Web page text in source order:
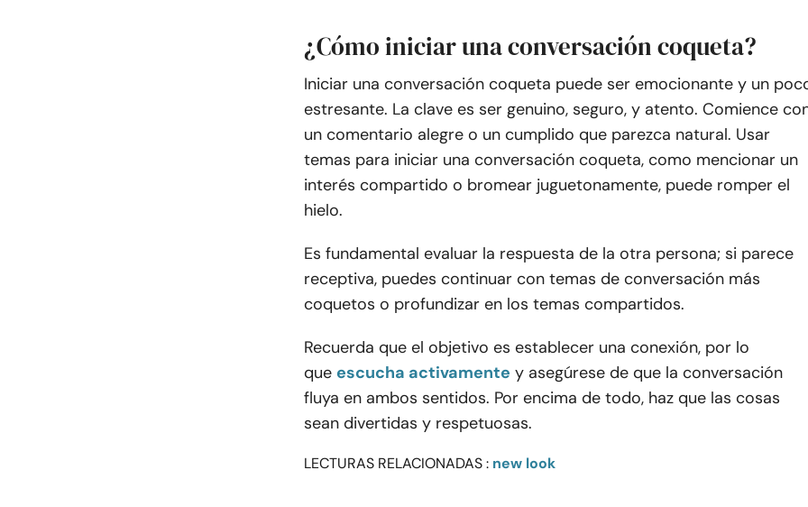
¿Cómo iniciar una conversación coqueta?
Iniciar una conversación coqueta puede ser emocionante y un
estresante. La clave es ser genuino, seguro, y atento. Comience
un comentario alegre o un cumplido que parezca natural. Usar
temas para iniciar una conversación coqueta, como mencionar un
interés compartido o bromear juguetonamente, puede romper el
hielo.
Es fundamental evaluar la respuesta de la otra persona; si parece
receptiva, puedes continuar con temas de conversación más
coquetos o profundizar en los temas compartidos.
Recuerda que el objetivo es establecer una conexión, por lo
que escucha activamente y asegúrese de que la conversación
fluya en ambos sentidos. Por encima de todo, haz que las cosas
sean divertidas y respetuosas.
LECTURAS RELACIONADAS : new look